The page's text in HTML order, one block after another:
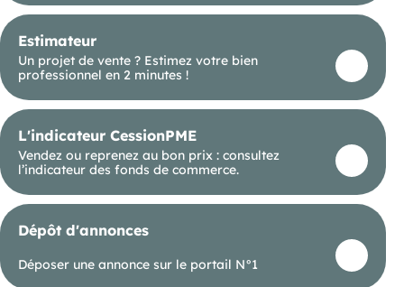
Estimateur
Un projet de vente ? Estimez votre bien
professionnel en 2 minutes !
L'indicateur CessionPME
Vendez ou reprenez au bon prix : consultez
l’indicateur des fonds de commerce.
Dépôt d'annonces
Déposer une annonce sur le portail N°1